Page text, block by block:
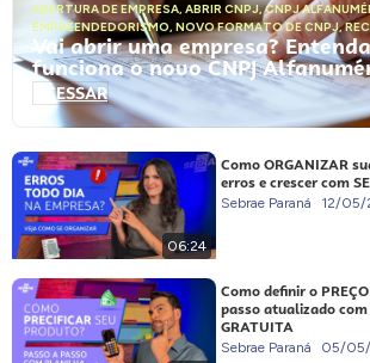
ABERTURA DE EMPRESA, ABRIR CNPJ,CNPJ
EMPREENDEDORISMO, NOVO FORMATO DE CNPJ,
Vai abrir uma empresa?
funciona o novo CNPJ
ACESSAR
06:24
Como ORGANIZAR
erros e crescer com
Sebrae Paraná 12/05/
Como definir o
passo atualizado
GRATUITA
Sebrae Paraná 05/